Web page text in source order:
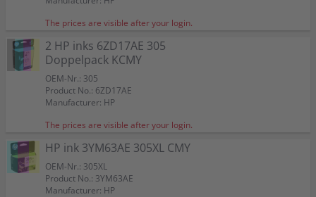
The prices are visible after your login.
2 HP inks 6ZD17AE 305
Doppelpack KCMY
OEM-Nr.: 305
Product No.: 6ZD17AE
Manufacturer: HP
The prices are visible after your login.
HP ink 3YM63AE 305XL CMY
OEM-Nr.: 305XL
Product No.: 3YM63AE
Manufacturer: HP